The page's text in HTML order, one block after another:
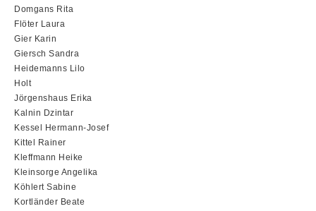
Domgans Rita
Flöter Laura
Gier Karin
Giersch Sandra
Heidemanns Lilo
Holt
Jörgenshaus Erika
Kalnin Dzintar
Kessel Hermann-Josef
Kittel Rainer
Kleffmann Heike
Kleinsorge Angelika
Köhlert Sabine
Kortländer Beate